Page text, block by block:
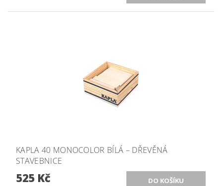
KAPLA 40 MONOCOLOR BÍLÁ – DŘEVĚNÁ
STAVEBNICE
525 Kč